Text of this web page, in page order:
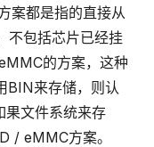
案都是指的直接从
包括芯片已经挂
的方案，这种
BIN来存储，则认
果文件系统来存
/ eMMC方案。